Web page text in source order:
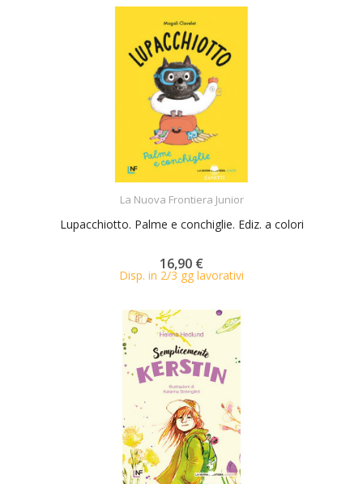
La Nuova Frontiera Junior
Lupacchiotto. Palme e conchiglie. Ediz. a colori
16,90 €
Disp. in 2/3 gg lavorativi